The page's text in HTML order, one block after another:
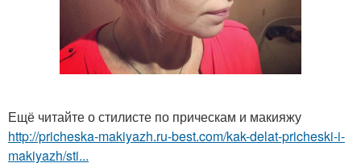
Ещё читайте о стилисте по прическам и макияжу
http://pricheska-makiyazh.ru-best.com/kak-delat-pricheski-i-
makiyazh/sti...